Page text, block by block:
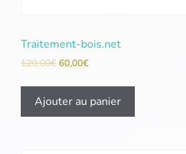
Traitement-bois.net
120,00€ 60,00€
Ajouter au panier